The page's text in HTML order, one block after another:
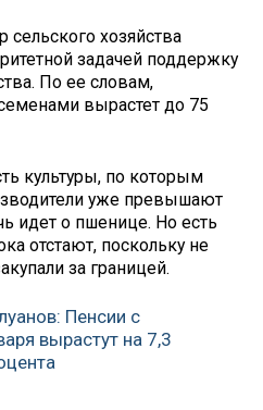
сельского хозяйства
задачей поддержку
По ее словам,
вырастет до 75
культуры, по которым
уже превышают
идет о пшенице. Но есть
отстают, поскольку не
за границей.
Пенсии с
вырастут на 7,3